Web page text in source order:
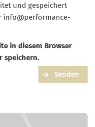
und gespeichert
info@performance-
in diesem Browser
speichern.
Senden